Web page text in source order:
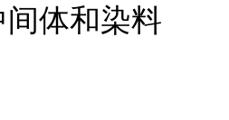
体和染料